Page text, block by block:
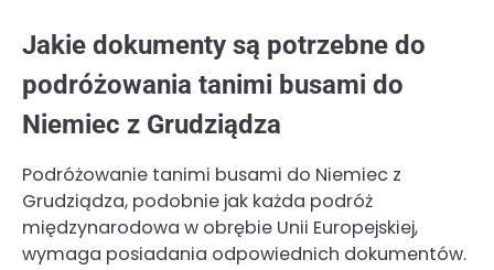
Jakie dokumenty są potrzebne do
podróżowania tanimi busami do
Niemiec z Grudziądza
Podróżowanie tanimi busami do Niemiec z
Grudziądza, podobnie jak każda podróż
międzynarodowa w obrębie Unii Europejskiej,
wymaga posiadania odpowiednich dokumentów.